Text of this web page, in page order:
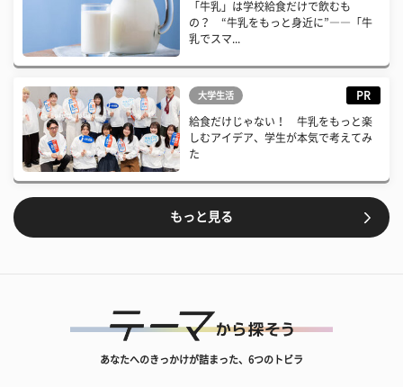
「牛乳」は学校給食だけで飲むも
の？ “牛乳をもっと身近に”――「牛
乳でスマ...
大学生活 PR
給食だけじゃない！ 牛乳をもっと楽
しむアイデア、学生が本気で考えてみ
た
もっと見る
あなたへのきっかけが詰まった、6つのトビラ